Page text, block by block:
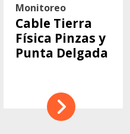
Monitoreo
Cable Tierra
Física Pinzas y
Punta Delgada